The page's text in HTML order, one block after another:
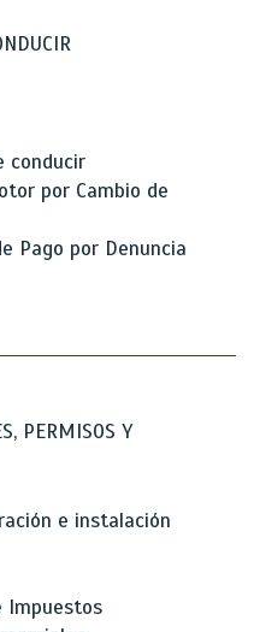
conducir
por Cambio de
Pago por Denuncia
PERMISOS Y
e instalación
Impuestos